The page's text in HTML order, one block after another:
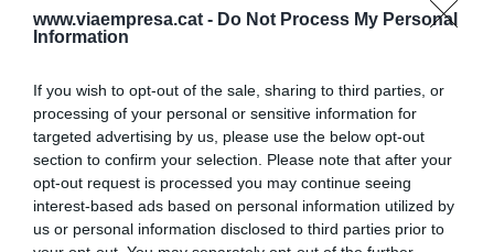
www.viaempresa.cat - Do Not Process My Personal
Information
If you wish to opt-out of the sale, sharing to third parties, or
processing of your personal or sensitive information for
targeted advertising by us, please use the below opt-out
section to confirm your selection. Please note that after your
opt-out request is processed you may continue seeing
interest-based ads based on personal information utilized by
us or personal information disclosed to third parties prior to
Per a suportar la quarantena, les plataformes de
marxa, amb sèries, pel·lícules, documentals, tot
l'entreteniment possible per a no avorrir-se. No
obstant això, aquest contingut és finit, s'acabarà i
no s'està produint nou. José Jaime Linares
51 anys és director de producció de cinema i
alerta que es “està consumint tot el que hem